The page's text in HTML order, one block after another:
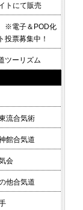
トにて販売
※電子＆POD化
投票募集中！
ーリズム
流合気術
館合気道
会
他合気道